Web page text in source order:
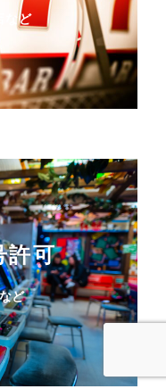
など
許可
ど